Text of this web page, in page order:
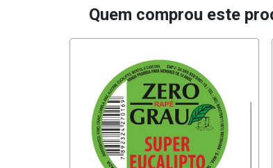
Quem comprou este